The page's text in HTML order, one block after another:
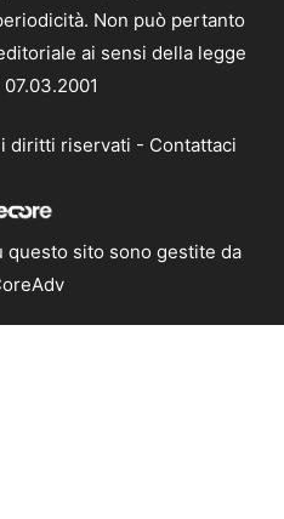
Non può pertanto
ai sensi della legge
diritti riservati - Contattaci
questo sito sono gestite da